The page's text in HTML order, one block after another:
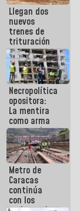
es
embarrarla
Llegan dos
nuevos
trenes de
trituración
para
optimizar
manejo de
escombros
en La Guaira
Necropolítica
opositora:
La mentira
como arma
contra el
Pueblo
Metro de
Caracas
continúa
con los